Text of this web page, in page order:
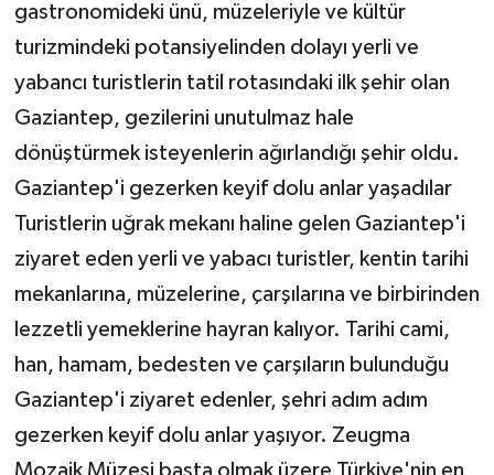
gastronomideki ünü, müzeleriyle ve kültür
turizmindeki potansiyelinden dolayı yerli ve
yabancı turistlerin tatil rotasındaki ilk şehir olan
Gaziantep, gezilerini unutulmaz hale
dönüştürmek isteyenlerin ağırlandığı şehir oldu.
Gaziantep'i gezerken keyif dolu anlar yaşadılar
Turistlerin uğrak mekanı haline gelen Gaziantep'i
ziyaret eden yerli ve yabacı turistler, kentin tarihi
mekanlarına, müzelerine, çarşılarına ve birbirinden
lezzetli yemeklerine hayran kalıyor. Tarihi cami,
han, hamam, bedesten ve çarşıların bulunduğu
Gaziantep'i ziyaret edenler, şehri adım adım
gezerken keyif dolu anlar yaşıyor. Zeugma